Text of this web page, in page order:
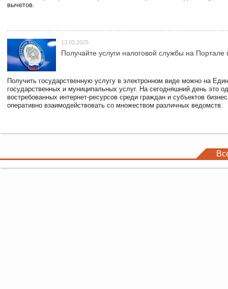
вычетов.
13.03.2025
Получайте услуги налоговой службы на Портале
Получить государственную услугу в электронном виде можно на
государственных и муниципальных услуг. На сегодняшний день это
востребованных интернет-ресурсов среди граждан и субъектов
оперативно взаимодействовать со множеством различных ведомств.